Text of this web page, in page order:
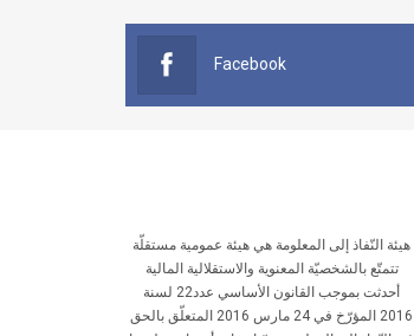
Facebook
هيئة النّفاذ إلى المعلومة هي هيئة عمومية مستقلّة
تتمتّع بالشخصيّة المعنوية والاستقلالية المالية
أحدثت بموجب القانون الأساسي عدد22 لسنة
2016 المؤرّخ في 24 مارس 2016 المتعلّق بالحق